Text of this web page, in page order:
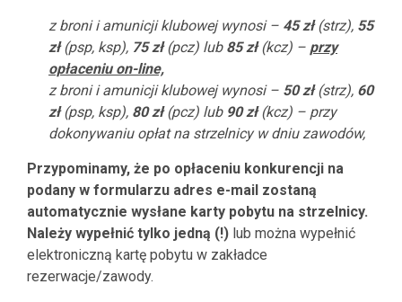
z broni i amunicji klubowej wynosi – 45 zł(strz), 55
zł(psp, ksp), 75 zł(pcz) lub 85 zł(kcz) – przy
opłaceniu on-line,
z broni i amunicji klubowej wynosi – 50 zł(strz), 60
zł(psp, ksp), 80 zł(pcz) lub 90 zł(kcz) – przy
dokonywaniu opłat na strzelnicy w dniu zawodów,
Przypominamy, że po opłaceniu konkurencji na
podany w formularzu adres e-mail zostaną
automatycznie wysłane karty pobytu na strzelnicy.
Należy wypełnić tylko jedną (!) lub można wypełnić
elektroniczną kartę pobytu w zakładce
rezerwacje/zawody.